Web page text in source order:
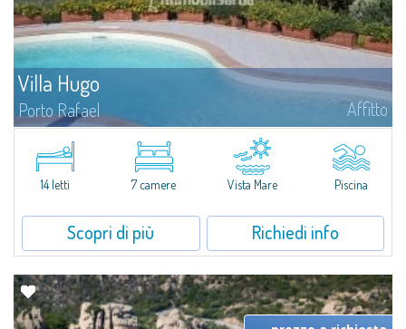
Villa Hugo
Porto Rafael Affitto
Nell'esclusiva e pittoresca località di Porto Rafael, sorge Villa Hugo, una
delle più ampie ville di Porto Rafael, affascinante proprietà caratterizzata da
un'invidiabile posizione panoramica...
14 letti 7 camere Vista Mare Piscina
Scopri di più Richiedi info